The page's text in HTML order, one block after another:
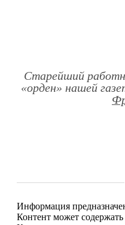
Старейший
«орден» нашей
Информация
Контент может